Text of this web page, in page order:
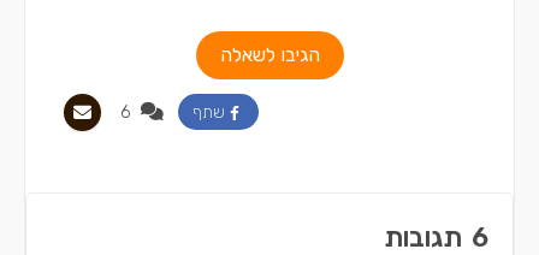
הגיבו לשאלה
שתף
6 תגובות